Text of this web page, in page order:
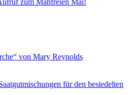
zum Mähfreien Mai!
von Mary Reynolds
für den besiedelten